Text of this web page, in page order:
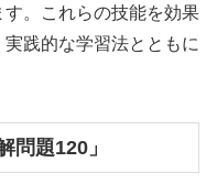
。これらの技能を効果
践的な学習法とともに
問題120」